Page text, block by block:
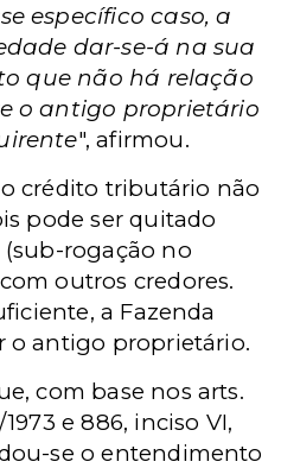
específico caso, a
dar-se-á na sua
que não há relação
o antigo proprietário
", afirmou.
crédito tributário não
pode ser quitado
rogação no
outros credores.
a Fazenda
o antigo proprietário.
com base nos arts.
e 886, inciso VI,
se o entendimento